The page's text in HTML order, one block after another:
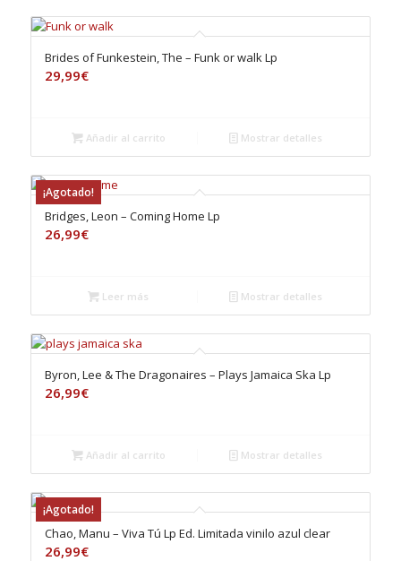
Brides of Funkestein, The – Funk or walk Lp
29,99€
Añadir al carrito Mostrar detalles
¡Agotado!
Bridges, Leon – Coming Home Lp
26,99€
Leer más Mostrar detalles
Byron, Lee & The Dragonaires – Plays Jamaica Ska Lp
26,99€
Añadir al carrito Mostrar detalles
¡Agotado!
Chao, Manu – Viva Tú Lp Ed. Limitada vinilo azul clear
26,99€